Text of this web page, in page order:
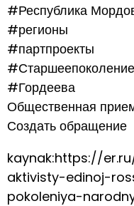
#Республика
#регионы
#партпроекты
#Старшеепоколение
#Гордеева
Общественная
Создать обращение
kaynak:https://
aktivisty-edinoj-
pokoleniya-